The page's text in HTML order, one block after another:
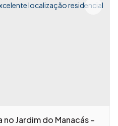
Jardim do Manacás –